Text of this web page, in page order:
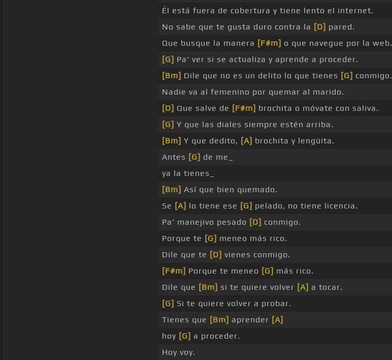
Él está fuera de cobertura y tiene lento el internet.
No sabe que te gusta duro contra la [D] pared.
Que busque la manera [F#m] o que navegue por la web.
[G] Pa' ver si se actualiza y aprende a proceder.
[Bm] Dile que no es un delito lo que tienes [G] conmigo.
Nadie va al femenino por quemar al marido.
[D] Que salve de [F#m] brochita o móvate con saliva.
[G] Y que las diales siempre estén arriba.
[Bm] Y que dedito, [A] brochita y lengüita.
Antes [G] de me_
ya la tienes_
[Bm] Así que bien quemado.
Se [A] lo tiene ese [G] pelado, no tiene licencia.
Pa' manejivo pesado [D] conmigo.
Porque te [G] meneo más rico.
Dile que te [D] vienes conmigo.
[F#m] Porque te meneo [G] más rico.
Dile que [Bm] si te quiere volver [A] a tocar.
[G] Si te quiere volver a probar.
Tienes que [Bm] aprender [A]
hoy [G] a proceder.
Hoy voy.